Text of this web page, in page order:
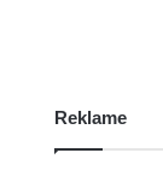
Reklame